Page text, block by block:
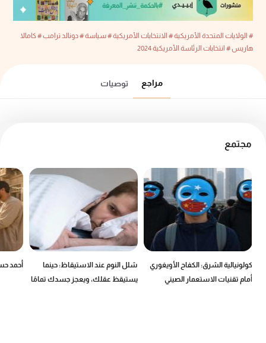
# الولايات المتحدة الأمريكية# الانتخابات الأمريكية# سياسة# دونالد ترامب# كامالا
هاريس# انتخابات الرئاسة الأمريكية 2024
مراجع توصيات
مجتمع
كولونيالية الشرق: الكفاح الأويغوري
أمام تقنيات الاستعمار الصيني
شلل النوم عند الاستيقاظ: حينما
يستيقظ عقلك، ويعجز جسدك تمامًا
أحمد